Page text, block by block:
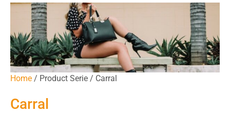
Home / Product Serie / Carral
Carral